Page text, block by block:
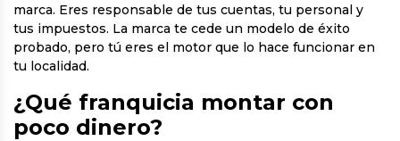
marca. Eres responsable de tus cuentas, tu personal y
tus impuestos. La marca te cede un modelo de éxito
probado, pero tú eres el motor que lo hace funcionar en
tu localidad.
¿Qué franquicia montar con
poco dinero?